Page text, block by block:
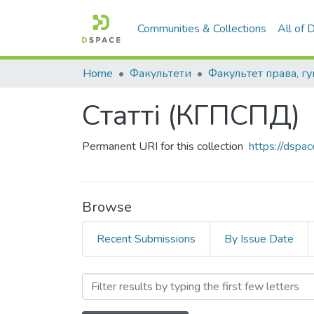
Communities & Collections All of
Home Факультети
Статті (КГПСПД)
Permanent URI for this collection https://
Browse
Recent Submissions By Issue Date
Browsing Статті